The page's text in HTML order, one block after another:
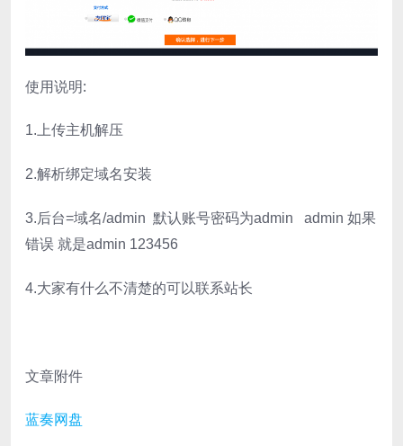
使用说明:
1.上传主机解压
2.解析绑定域名安装
3.后台=域名/admin 默认账号密码为admin admin 如果
错误 就是admin 123456
4.大家有什么不清楚的可以联系站长
文章附件
蓝奏网盘